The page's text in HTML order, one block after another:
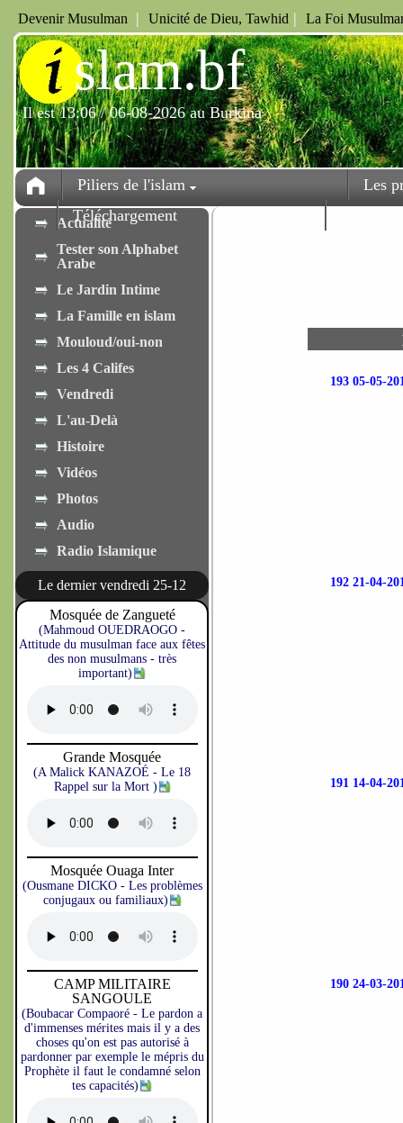
Devenir Musulman | Unicité de Dieu, Tawhid | La Foi
islam.bf
Il est 13:06 / 06-08-2026 au Burkina
Piliers de l'islam
Les
Téléchargement
Actualité
Tester son Alphabet
Arabe
Le Jardin Intime
La Famille en islam
Mouloud/oui-non
Les 4 Califes
Vendredi
L'au-Delà
Histoire
Vidéos
Photos
Audio
Radio Islamique
Le dernier vendredi 25-12
Mosquée de Zangueté
(Mahmoud OUEDRAOGO -
Attitude du musulman face aux fêtes
des non musulmans - très
important)
Grande Mosquée
(A Malick KANAZOÉ - Le 18
Rappel sur la Mort )
Mosquée Ouaga Inter
(Ousmane DICKO - Les problèmes
conjugaux ou familiaux)
CAMP MILITAIRE
SANGOULE
(Boubacar Compaoré - Le pardon a
d'immenses mérites mais il y a des
choses qu'on est pas autorisé à
pardonner par exemple le mépris du
Prophète il faut le condamné selon
tes capacités)
193 05-05-
192 21-04-
191 14-04-
190 24-03-